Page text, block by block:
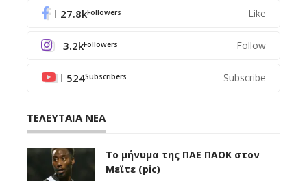
27.8kFollowers Like
3.2kFollowers Follow
524Subscribers Subscribe
ΤΕΛΕΥΤΑΙΑ ΝΕΑ
Το μήνυμα της ΠΑΕ ΠΑΟΚ στον
Μεϊτε (pic)